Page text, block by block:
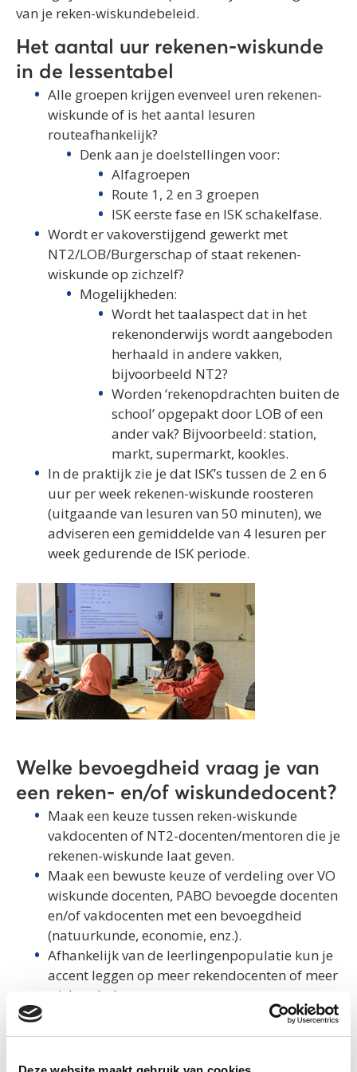
van je reken-wiskundebeleid.
Het aantal uur rekenen-wiskunde
in de lessentabel
Alle groepen krijgen evenveel uren rekenen-
wiskunde of is het aantal lesuren
routeafhankelijk?
Denk aan je doelstellingen voor:
Alfagroepen
Route 1, 2 en 3 groepen
ISK eerste fase en ISK schakelfase.
Wordt er vakoverstijgend gewerkt met
NT2/LOB/Burgerschap of staat rekenen-
wiskunde op zichzelf?
Mogelijkheden:
Wordt het taalaspect dat in het
rekenonderwijs wordt aangeboden
herhaald in andere vakken,
bijvoorbeeld NT2?
Worden ‘rekenopdrachten buiten de
school’ opgepakt door LOB of een
ander vak? Bijvoorbeeld: station,
markt, supermarkt, kookles.
In de praktijk zie je dat ISK’s tussen de 2 en 6
uur per week rekenen-wiskunde roosteren
(uitgaande van lesuren van 50 minuten), we
adviseren een gemiddelde van 4 lesuren per
week gedurende de ISK periode.
Welke bevoegdheid vraag je van
een reken- en/of wiskundedocent?
Maak een keuze tussen reken-wiskunde
vakdocenten of NT2-docenten/mentoren die je
rekenen-wiskunde laat geven.
Maak een bewuste keuze of verdeling over VO
wiskunde docenten, PABO bevoegde docenten
en/of vakdocenten met een bevoegdheid
(natuurkunde, economie, enz.).
Afhankelijk van de leerlingenpopulatie kun je
accent leggen op meer rekendocenten of meer
wiskundedocenten.
Neem de volgende aandachtspunten in
overweging: